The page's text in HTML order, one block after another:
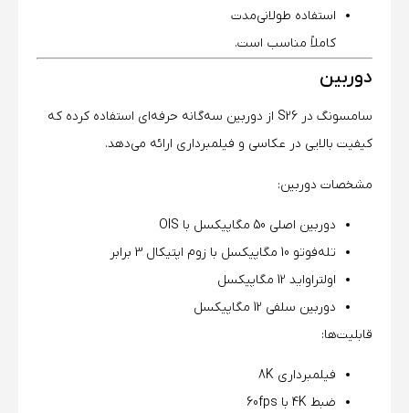
استفاده طولانی‌مدت
کاملاً مناسب است.
دوربین
سامسونگ در S26 از دوربین سه‌گانه حرفه‌ای استفاده کرده که
کیفیت بالایی در عکاسی و فیلمبرداری ارائه می‌دهد.
مشخصات دوربین:
دوربین اصلی 50 مگاپیکسل با OIS
تله‌فوتو 10 مگاپیکسل با زوم اپتیکال 3 برابر
اولتراواید 12 مگاپیکسل
دوربین سلفی 12 مگاپیکسل
قابلیت‌ها:
فیلمبرداری 8K
ضبط 4K با 60fps